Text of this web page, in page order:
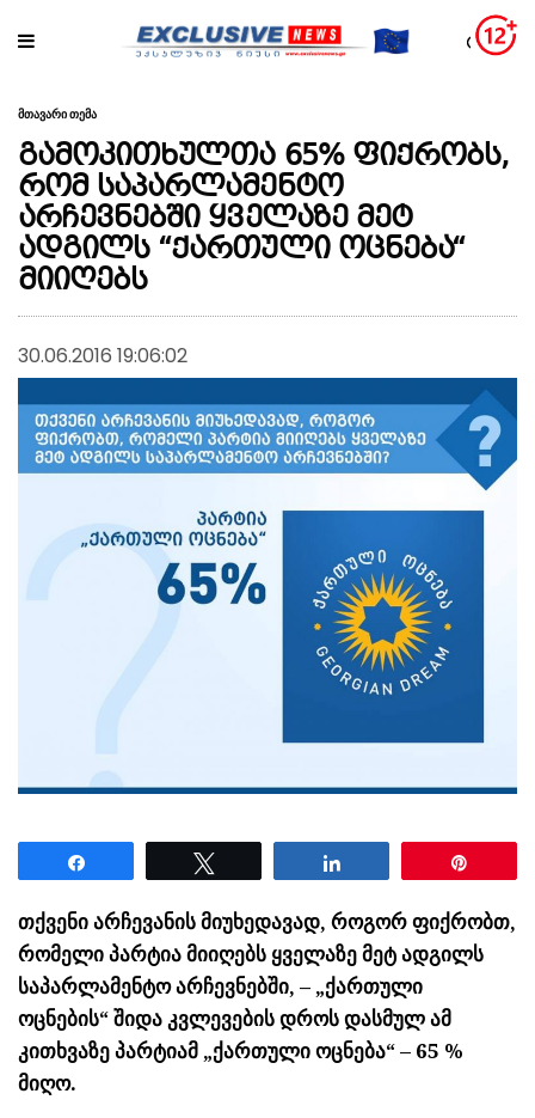
მთავარი თემა
გამოკითხულთა 65% ფიქრობს,
რომ საპარლამენტო
არჩევნებში ყველაზე მეტ
ადგილს “ქართული ოცნება“
მიიღებს
30.06.2016 19:06:02
თქვენი არჩევანის მიუხედავად, როგორ ფიქრობთ,
რომელი პარტია მიიღებს ყველაზე მეტ ადგილს
საპარლამენტო არჩევნებში, – „ქართული
ოცნების“ შიდა კვლევების დროს დასმულ ამ
კითხვაზე პარტიამ „ქართული ოცნება“ – 65 %
მიღო.